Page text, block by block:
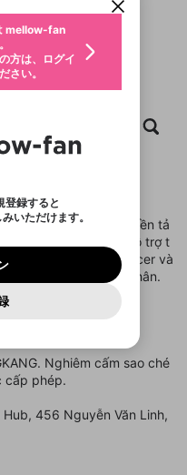
プレイリスト
nghệ và phát triển nền tả
nghệ tiên tiến, hỗ trợ t
tạo nội dung, influencer và
và chăm sóc cá nhân.
của
Nghiêm cấm sao ché
cấp phép.
456 Nguyễn Văn Linh,
加しますか？
OK
了しました
ー
ターを送ることがで
でメッセージを書い
スです。
作成
画 (ライブ配信、配
ード動画) をページ
画タイトル横のメ
ます。
選択
すると、そのプレイ
ありません。
ありません
ています
い
は変更後の内容を
を確認しました。
た
新規登録
アップ
シーポリシー・外部
事項 に同意頂いた上
成
情報をメールで受
ログイン
イン
シーポリシー・外部
事項 に同意頂いた上
アカウントを作成する
mellow-fan
方は、ログイ
さい。
登録すると
いただけます。
し、送信してくださ
メールアドレ
設定用URLを
。
ビスの向上を目的
くには、生年月の
録
入力
メイン）が受信拒否設
ださい。
限が切れたた
して報告しま
0
規約に違反しているか
ります。
ェア
持ちでない方
成
ティーサービスで、
。Discordに関してのお
きません。Discordの仕
典の提供が終了する可能
同意事項
Discordに参加する